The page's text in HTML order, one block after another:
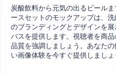
炭酸飲料から元気の出るビール
ースセットのモックアップは、
のブランディングとデザインを
バスを提供します。視聴者を商
品質を強調しましょう。あなた
い画像体験を今すぐ提供しましょ